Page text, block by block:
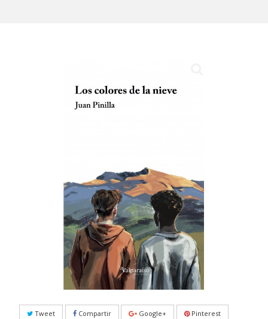
Tweet Compartir Google+ Pinterest